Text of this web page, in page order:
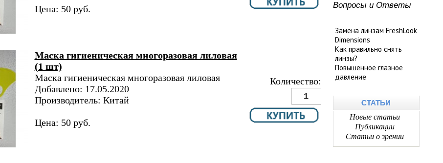
Цена: 50 руб.
Маска гигиеническая многоразовая лиловая
(1 шт)
Маска гигиеническая многоразовая лиловая
Добавлено: 17.05.2020
Производитель: Китай
Цена: 50 руб.
Количество:
Вопросы и Ответы
Замена линзам FreshLook
Dimensions
Как правильно снять
линзы?
Повышенное глазное
давление
СТАТЬИ
Новые статьи
Публикации
Статьи о зрении